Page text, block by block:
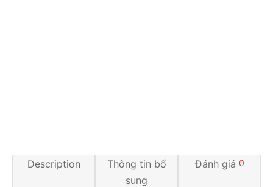
Description
Thông tin bổ
sung
Đánh giá 0